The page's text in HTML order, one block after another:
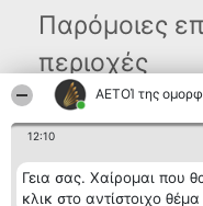
ΑΕΤΟΊ της
12:10
Γεια σας. Χαίρομαι που
κλικ στο αντίστοιχο
Παρόμοιες
περιοχές
Διοργανωτής της
BEAUTIFUL COMPANY
Μονοπρόσωπη ΙΚΕ
ΤΗΛ. ΕΠΙΚΟΙΝΩΝΙΑΣ: